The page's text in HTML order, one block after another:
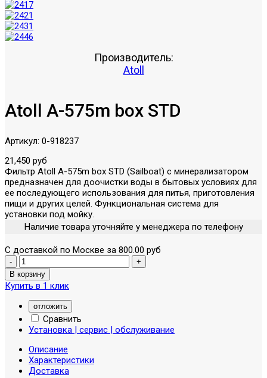
Производитель:
Atoll
Atoll A-575m box STD
Артикул: 0-918237
21,450 руб
Фильтр Atoll A-575m box STD (Sailboat) с минерализатором
предназначен для доочистки воды в бытовых условиях для
ее последующего использования для питья, приготовления
пищи и других целей. Функциональная система для
установки под мойку.
Наличие товара уточняйте у менеджера по телефону
С доставкой по Москве за 800.00 руб
Купить в 1 клик
отложить
Сравнить
Установка | сервис | обслуживание
Описание
Характеристики
Доставка